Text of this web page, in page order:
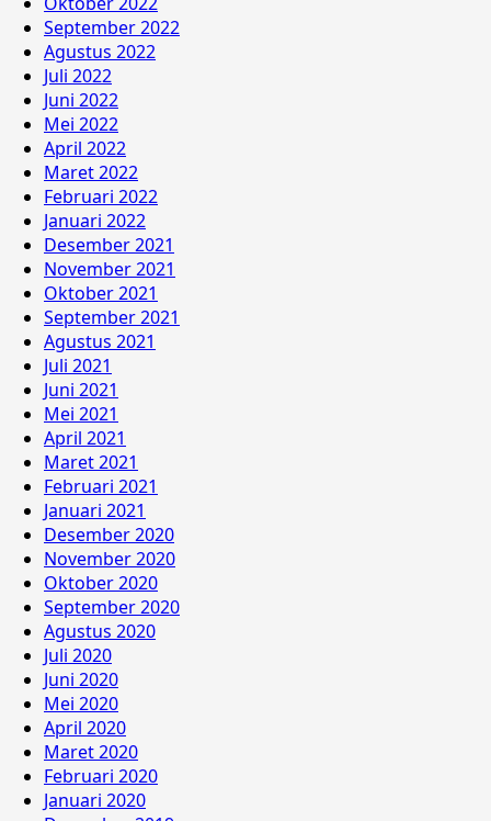
September 2022
Agustus 2022
Juli 2022
Juni 2022
Mei 2022
April 2022
Maret 2022
Februari 2022
Januari 2022
Desember 2021
November 2021
Oktober 2021
September 2021
Agustus 2021
Juli 2021
Juni 2021
Mei 2021
April 2021
Maret 2021
Februari 2021
Januari 2021
Desember 2020
November 2020
Oktober 2020
September 2020
Agustus 2020
Juli 2020
Juni 2020
Mei 2020
April 2020
Maret 2020
Februari 2020
Januari 2020